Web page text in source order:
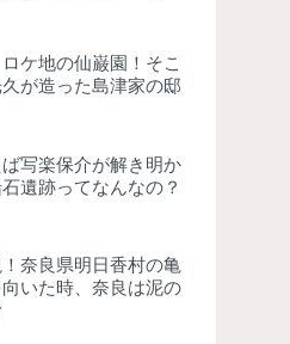
ロケ地の仙巌園！そこ
が造った島津家の邸
写楽保介が解き明か
遺跡ってなんなの？
奈良県明日香村の亀
いた時、奈良は泥の